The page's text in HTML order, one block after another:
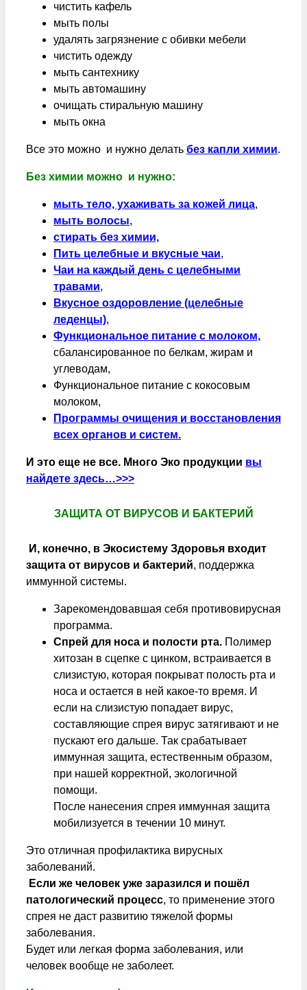
чистить кафель
мыть полы
удалять загрязнение с обивки мебели
чистить одежду
мыть сантехнику
мыть автомашину
очищать стиральную машину
мыть окна
Все это можно и нужно делать без капли химии.
Без химии можно и нужно:
мыть тело, ухаживать за кожей лица,
мыть волосы,
стирать без химии,
Пить целебные и вкусные чаи,
Чаи на каждый день с целебными
травами,
Вкусное оздоровление (целебные
леденцы),
Функциональное питание с молоком,
сбалансированное по белкам, жирам и
углеводам,
Функциональное питание с кокосовым
молоком,
Программы очищения и восстановления
всех органов и систем.
И это еще не все. Много Эко продукции вы
найдете здесь…>>>
ЗАЩИТА ОТ ВИРУСОВ И БАКТЕРИЙ
И, конечно, в Экосистему Здоровья входит
защита от вирусов и бактерий, поддержка
иммунной системы.
Зарекомендовавшая себя противовирусная
программа.
Спрей для носа и полости рта. Полимер
хитозан в сцепке с цинком, встраивается в
слизистую, которая покрыват полость рта и
носа и остается в ней какое-то время. И
если на слизистую попадает вирус,
составляющие спрея вирус затягивают и не
пускают его дальше. Так срабатывает
иммунная защита, естественным образом,
при нашей корректной, экологичной
помощи.
После нанесения спрея иммунная защита
мобилизуется в течении 10 минут.
Это отличная профилактика вирусных
заболеваний.
Если же человек уже заразился и пошёл
патологический процесс, то применение этого
спрея не даст развитию тяжелой формы
заболевания.
Будет или легкая форма заболевания, или
человек вообще не заболеет.